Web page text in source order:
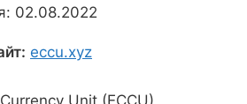
02.08.2022
eccu.xyz
Unit (ECCU)